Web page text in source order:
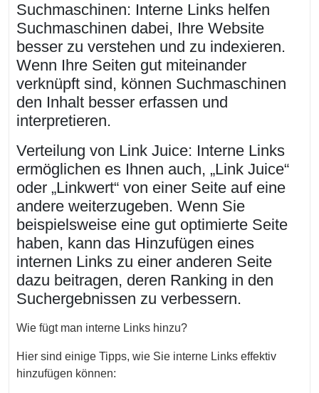
Suchmaschinen: Interne Links helfen
Suchmaschinen dabei, Ihre Website
besser zu verstehen und zu indexieren.
Wenn Ihre Seiten gut miteinander
verknüpft sind, können Suchmaschinen
den Inhalt besser erfassen und
interpretieren.
Verteilung von Link Juice: Interne Links
ermöglichen es Ihnen auch, „Link Juice“
oder „Linkwert“ von einer Seite auf eine
andere weiterzugeben. Wenn Sie
beispielsweise eine gut optimierte Seite
haben, kann das Hinzufügen eines
internen Links zu einer anderen Seite
dazu beitragen, deren Ranking in den
Suchergebnissen zu verbessern.
Wie fügt man interne Links hinzu?
Hier sind einige Tipps, wie Sie interne Links effektiv
hinzufügen können: